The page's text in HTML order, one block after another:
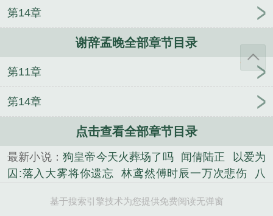
晚
孟星万
孟星辰免
阁最新章节更新时 孟苑谢寻免费阅读全文
女主叫孟
孟音
谢砚免费阅读无弹窗最新章节列表
孟晚谢予
阅读 孟莞谢寻
张
楚恒云城 云九晞云白薇 韩玥韩依依
费仁刘启 一万次悲伤林鸢然小说
白后，青梅后悔哭了 完结《暴君总想生三胎》君墨
临苏落落 我穿过烟火人间：江素素祁夜 阮清槐落入
小说全文
经年已久的久别重逢在线 八零之美人如
第14章
谢辞孟晚全部章节目录
第11章
第14章
点击查看全部章节目录
最新小说： 狗皇帝今天火葬场了吗 闻倩陆正
以爱为
囚:落入大雾将你遗忘
林鸢然傅时辰一万次悲伤
八
江绾傅砚辞 我穿过烟火人间：江素素祁夜 张楚玄周
基于搜索引擎技术为您提供免费阅读无弹窗